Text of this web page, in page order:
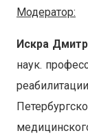
Модератор:
Искра
наук.